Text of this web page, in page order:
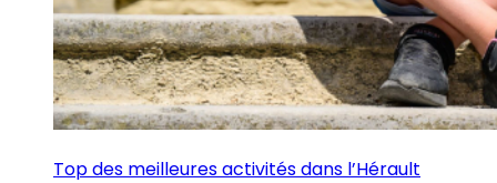
Top des meilleures activités dans l’Hérault